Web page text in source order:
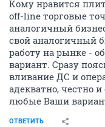
Кому нравится
off-line торговые
аналогичный
свой аналогичный
работу на рынке -
вариант. Сразу
вливание ДС и
адекватно, честно
любые Ваши
ОТВЕТИТЬ